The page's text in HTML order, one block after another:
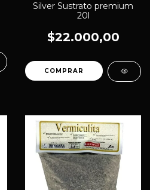
Silver Sustrato premium
20l
$22.000,00